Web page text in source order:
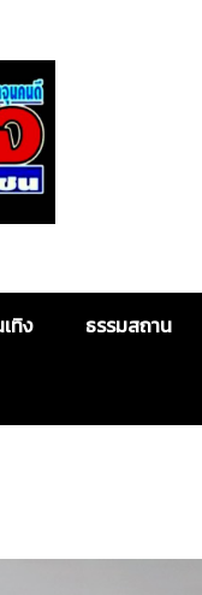
ทิง ธรรมสถาน